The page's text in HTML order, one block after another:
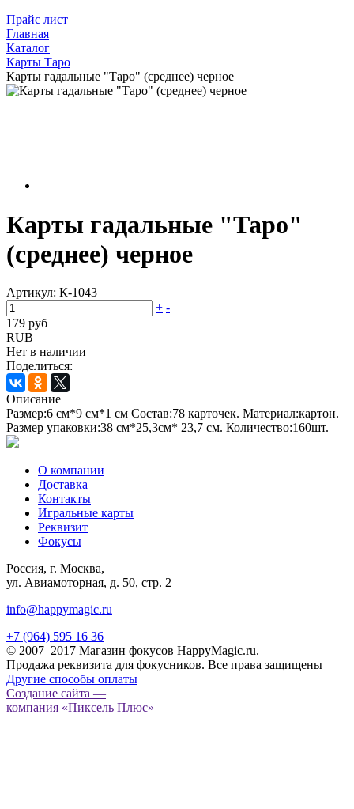
Прайс лист
Главная
Каталог
Карты Таро
Карты гадальные "Таро" (среднее) черное
Карты гадальные "Таро"
(среднее) черное
Артикул: К-1043
+ -
179 руб
RUB
Нет в наличии
Поделиться:
Описание
Размер:6 см*9 см*1 см Состав:78 карточек. Материал:картон.
Размер упаковки:38 см*25,3см* 23,7 см. Количество:160шт.
О компании
Доставка
Контакты
Игральные карты
Реквизит
Фокусы
Россия, г. Москва,
ул. Авиамоторная, д. 50, стр. 2
info@happymagic.ru
+7 (964) 595 16 36
© 2007–2017 Магазин фокусов HappyMagic.ru.
Продажа реквизита для фокусников. Все права защищены
Другие способы оплаты
Создание сайта —
компания «Пиксель Плюс»